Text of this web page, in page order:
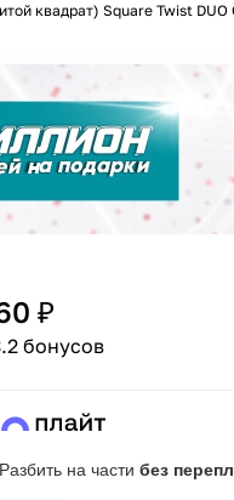
квадрат) Square Twist DUO
₽
бонусов
Разбить на части без